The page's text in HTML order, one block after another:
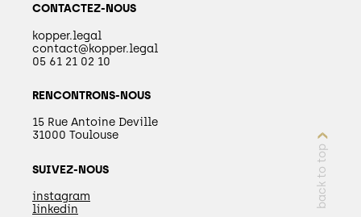
CONTACTEZ-NOUS
kopper.legal
contact@kopper.legal
05 61 21 02 10
RENCONTRONS-NOUS
15 Rue Antoine Deville
31000 Toulouse
SUIVEZ-NOUS
instagram
linkedin
back to top